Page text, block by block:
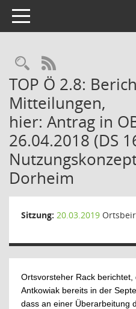
Toggle navigation
RSS-Feed
TOP Ö 2.8:
Mitteilungen,
hier: Antrag in
26.04.2018 (DS
Dorheim
Sitzung: 20.03.2019
Ortsvorsteher Rack
Antkowiak bereits in der
dass an einer Überarbeitung